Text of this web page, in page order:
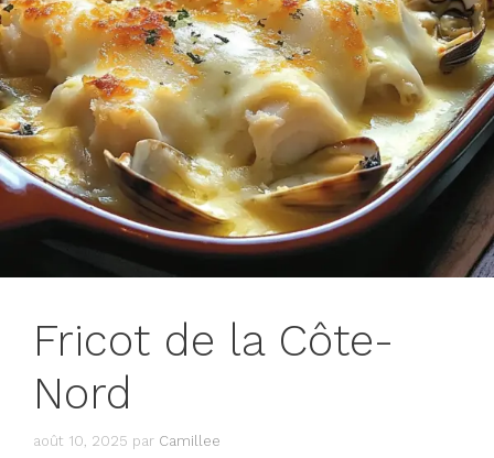
Fricot de la Côte-
Nord
août 10, 2025 par Camillee